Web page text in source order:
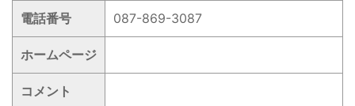
電話番号 087-869-3087
ホームページ
コメント